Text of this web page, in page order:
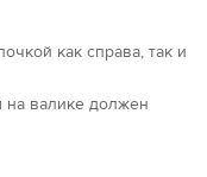
как справа, так и
валике должен